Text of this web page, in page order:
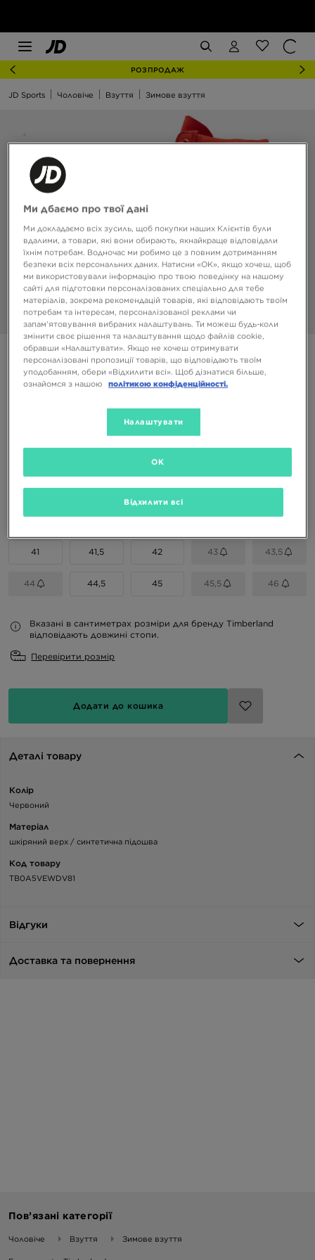
РОЗПРОДАЖ
JD Sports Чоловіче Взуття Зимове взуття
TIMBERLAND 6 INCH PREMIUM BOOT
(Початкова ціна)
Вибери розмір
41 41,5 42 43 43,5
44 44,5 45 45,5 46
Вказані в сантиметрах розміри для бренду Timberland
відповідають довжині стопи.
Перевірити розмір
Додати до кошика
Деталі товару
Колір
Червоний
Матеріал
шкіряний верх / синтетична підошва
Код товару
TB0A5VEWDV81
Відгуки
Доставка та повернення
Пов’язані категорії
Чоловіче Взуття Зимове взуття
Ми дбаємо про твої дані
Ми докладаємо всіх зусиль, щоб покупки наших Клієнтів були
вдалими, а товари, які вони обирають, якнайкраще відповідали
їхнім потребам. Водночас ми робимо це з повним дотриманням
безпеки всіх персональних даних. Натисни «OK», якщо хочеш, щоб
ми використовували інформацію про твою поведінку на нашому
сайті для підготовки персоналізованих спеціально для тебе
матеріалів, зокрема рекомендацій товарів, які відповідають твоїм
потребам та інтересам, персоналізованої реклами чи
запам’ятовування вибраних налаштувань. Ти можеш будь-коли
змінити своє рішення та налаштування щодо файлів cookie,
обравши «Налаштувати». Якщо не хочеш отримувати
персоналізовані пропозиції товарів, що відповідають твоїм
уподобанням, обери «Відхилити всі». Щоб дізнатися більше,
ознайомся з нашою
політикою конфіденційності.
Налаштувати
Відхилити всі
OK